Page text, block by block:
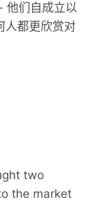
他们自成立以
人都更欣赏对
two
the market